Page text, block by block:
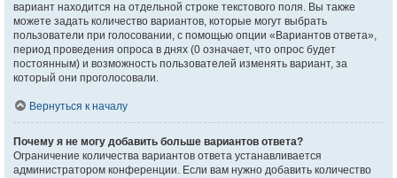
вариант находится на отдельной строке текстового поля. Вы также
можете задать количество вариантов, которые могут выбрать
пользователи при голосовании, с помощью опции «Вариантов ответа»,
период проведения опроса в днях (0 означает, что опрос будет
постоянным) и возможность пользователей изменять вариант, за
который они проголосовали.
Вернуться к началу
Почему я не могу добавить больше вариантов ответа?
Ограничение количества вариантов ответа устанавливается
администратором конференции. Если вам нужно добавить количество